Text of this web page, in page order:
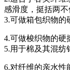
感滑度，挺括两不
3.可做箱包织物的
4.可做梭织物的硬
5.用于棉及其混纺
6.对纤维的亲水性